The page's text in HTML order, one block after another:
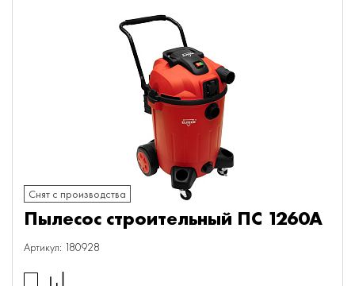
Снят с производства
Пылесос строительный ПС 1260А
Артикул: 180928